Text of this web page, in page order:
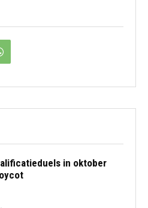
in oktober